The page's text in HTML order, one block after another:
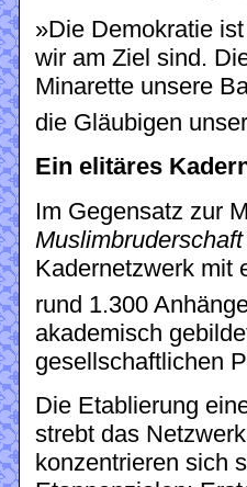
»Die Demokratie
wir am Ziel sind.
Minarette unsere
die Gläubigen
Ein elitäres
Im Gegensatz zur
Muslimbruderschaft
Kadernetzwerk mit
rund 1.300
akademisch
gesellschaftlichen
Die Etablierung
strebt das
konzentrieren sich